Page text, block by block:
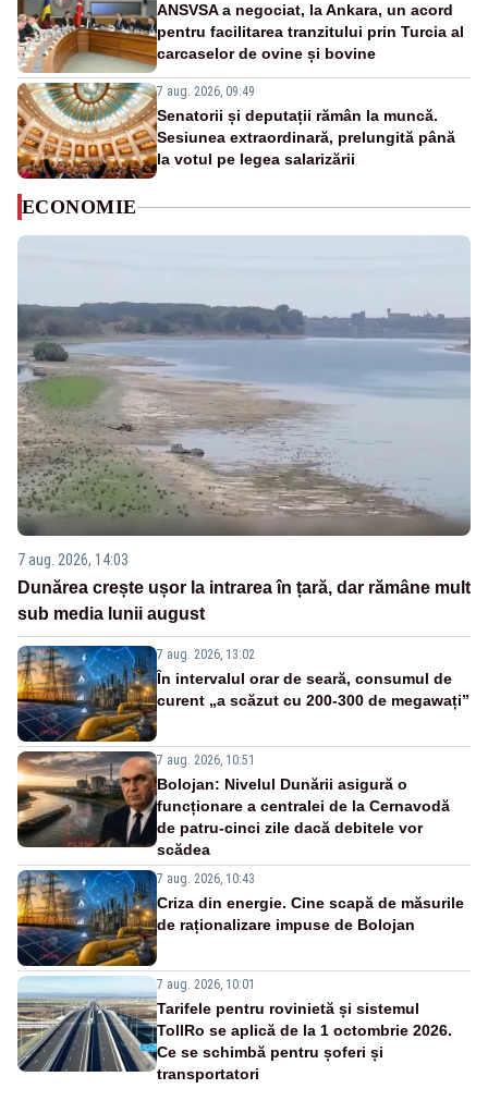
ANSVSA a negociat, la Ankara, un acord
pentru facilitarea tranzitului prin Turcia al
carcaselor de ovine și bovine
7 aug. 2026, 09:49
Senatorii și deputații rămân la muncă.
Sesiunea extraordinară, prelungită până
la votul pe legea salarizării
ECONOMIE
7 aug. 2026, 14:03
Dunărea crește ușor la intrarea în țară, dar rămâne mult
sub media lunii august
7 aug. 2026, 13:02
În intervalul orar de seară, consumul de
curent „a scăzut cu 200-300 de megawați”
7 aug. 2026, 10:51
Bolojan: Nivelul Dunării asigură o
funcționare a centralei de la Cernavodă
de patru-cinci zile dacă debitele vor
scădea
7 aug. 2026, 10:43
Criza din energie. Cine scapă de măsurile
de raționalizare impuse de Bolojan
7 aug. 2026, 10:01
Tarifele pentru rovinietă și sistemul
TollRo se aplică de la 1 octombrie 2026.
Ce se schimbă pentru șoferi și
transportatori